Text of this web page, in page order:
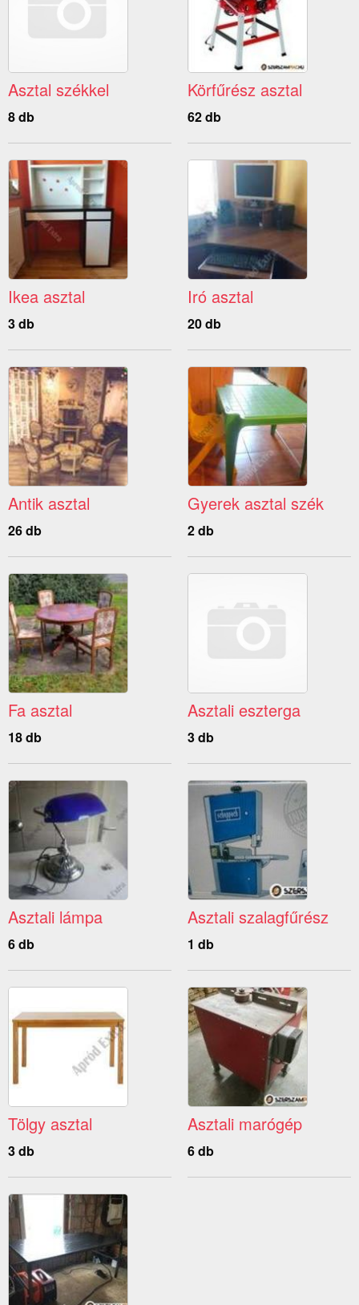
Asztal székkel
8 db
Körfűrész asztal
62 db
Ikea asztal
3 db
Iró asztal
20 db
Antik asztal
26 db
Gyerek asztal szék
2 db
Fa asztal
18 db
Asztali eszterga
3 db
Asztali lámpa
6 db
Asztali szalagfűrész
1 db
Tölgy asztal
3 db
Asztali marógép
6 db